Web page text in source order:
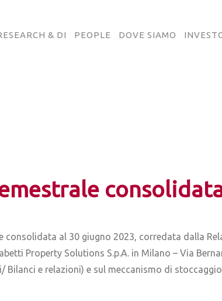
& DI PEOPLE DOVE SIAMO
al 30 giugno 2023, corredata dalla
Property Solutions S.p.A. in Milano – Via
Bilanci e relazioni) e sul meccanismo di